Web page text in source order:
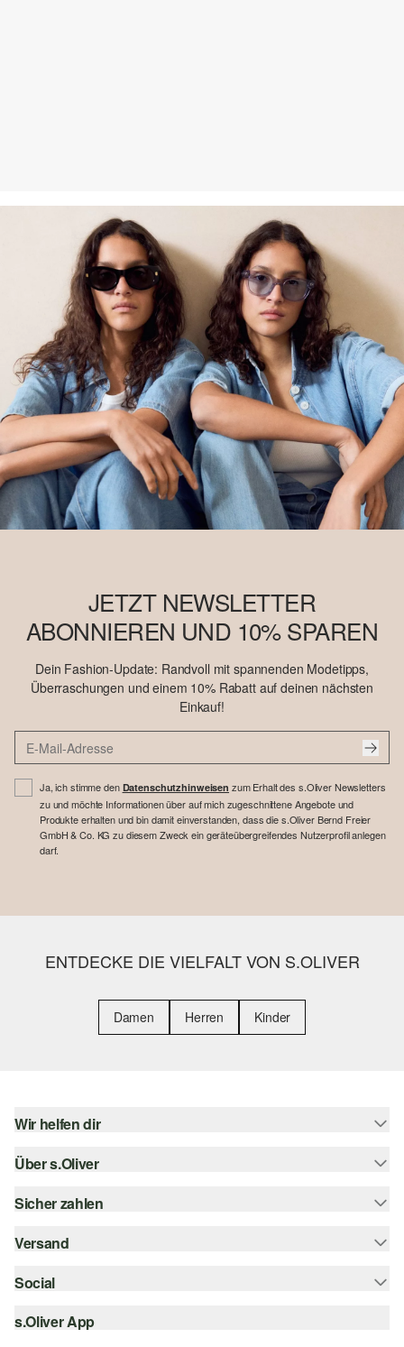
JETZT NEWSLETTER
ABONNIEREN UND 10% SPAREN
Dein Fashion-Update: Randvoll mit spannenden Modetipps,
Überraschungen und einem 10% Rabatt auf deinen nächsten
Einkauf!
Ja, ich stimme den Datenschutzhinweisen zum Erhalt des s.Oliver Newsletters
zu und möchte Informationen über auf mich zugeschnittene Angebote und
Produkte erhalten und bin damit einverstanden, dass die s.Oliver Bernd Freier
GmbH & Co. KG zu diesem Zweck ein geräteübergreifendes Nutzerprofil anlegen
darf.
ENTDECKE DIE VIELFALT VON S.OLIVER
Damen Herren Kinder
Wir helfen dir
Hilfe & FAQ
Größenberatung
Über s.Oliver
Newsletter
s.Oliver Card
Wunschliste
Sicher zahlen
Rechnung
Kreditkarte
Versand
Sendungsverfolgung
SwissPost
Social
instagram
s.Oliver App